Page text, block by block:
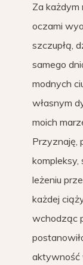
Za każdym
oczami
szczupłą,
samego
modnych
własnym
moich
Przyznaję,
leżeniu
każdej
wchodząc
aktywność